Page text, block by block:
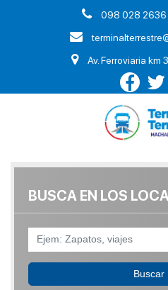
098 028
Av. Ferroviaria km
BUSCA EN LOS
Buscar